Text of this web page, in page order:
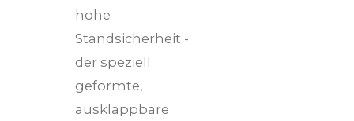
hohe
Standsicherheit -
der speziell
geformte,
ausklappbare